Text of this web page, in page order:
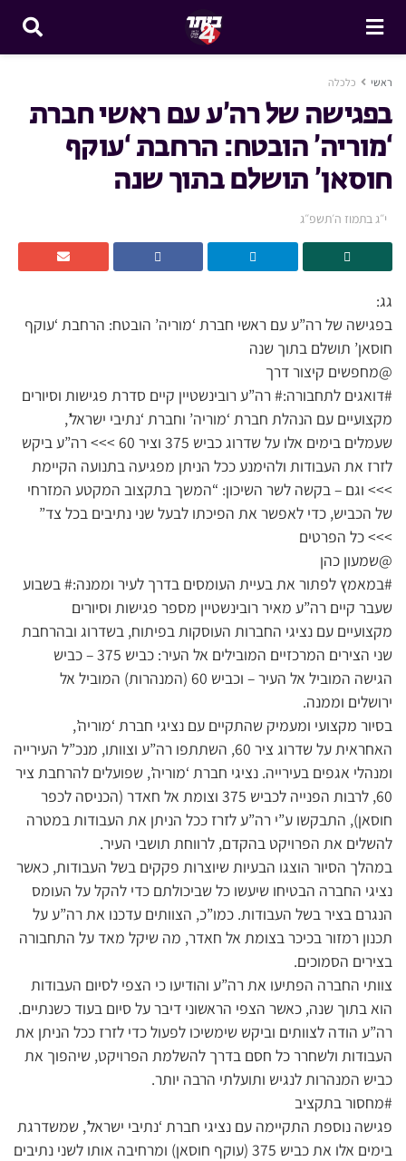
ראשי כלכלה
בפגישה של רה’ע עם ראשי חברת
‘מוריה’ הובטח: הרחבת ‘עוקף
חוסאן’ תושלם בתוך שנה
י״ג בתמוז ה׳תשפ״ג
גג:
בפגישה של רה”ע עם ראשי חברת ‘מוריה’ הובטח: הרחבת ‘עוקף
חוסאן’ תושלם בתוך שנה
@מחפשים קיצור דרך
#דואגים לתחבורה:# רה”ע רובינשטיין קיים סדרת פגישות וסיורים
מקצועיים עם הנהלת חברת ‘מוריה’ וחברת ‘נתיבי ישראל’,
שעמלים בימים אלו על שדרוג כביש 375 וציר 60 >>> רה”ע ביקש
לזרז את העבודות ולהימנע ככל הניתן מפגיעה בתנועה הקיימת
>>> וגם – בקשה לשר השיכון: “המשך בתקצוב המקטע המזרחי
של הכביש, כדי לאפשר את הפיכתו לבעל שני נתיבים בכל צד”
>>> כל הפרטים
@שמעון כהן
#במאמץ לפתור את בעיית העומסים בדרך לעיר וממנה:# בשבוע
שעבר קיים רה”ע מאיר רובינשטיין מספר פגישות וסיורים
מקצועיים עם נציגי החברות העוסקות בפיתוח, בשדרוג ובהרחבת
שני הצירים המרכזיים המובילים אל העיר: כביש 375 – כביש
הגישה המוביל אל העיר – וכביש 60 (המנהרות) המוביל אל
ירושלים וממנה.
בסיור מקצועי ומעמיק שהתקיים עם נציגי חברת ‘מוריה’,
האחראית על שדרוג ציר 60, השתתפו רה”ע וצוותו, מנכ”ל העירייה
ומנהלי אגפים בעירייה. נציגי חברת ‘מוריה’, שפועלים להרחבת ציר
60, לרבות הפנייה לכביש 375 וצומת אל חאדר (הכניסה לכפר
חוסאן), התבקשו ע”י רה”ע לזרז ככל הניתן את העבודות במטרה
להשלים את הפרויקט בהקדם, לרווחת תושבי העיר.
במהלך הסיור הוצגו הבעיות שיוצרות פקקים בשל העבודות, כאשר
נציגי החברה הבטיחו שיעשו כל שביכולתם כדי להקל על העומס
הנגרם בציר בשל העבודות. כמו”כ, הצוותים עדכנו את רה”ע על
תכנון רמזור בכיכר בצומת אל חאדר, מה שיקל מאד על התחבורה
בצירים הסמוכים.
צוותי החברה הפתיעו את רה”ע והודיעו כי הצפי לסיום העבודות
הוא בתוך שנה, כאשר הצפי הראשוני דיבר על סיום בעוד כשנתיים.
רה”ע הודה לצוותים וביקש שימשיכו לפעול כדי לזרז ככל הניתן את
העבודות ולשחרר כל חסם בדרך להשלמת הפרויקט, שיהפוך את
כביש המנהרות לנגיש ותועלתי הרבה יותר.
#מחסור בתקציב
פגישה נוספת התקיימה עם נציגי חברת ‘נתיבי ישראל’, שמשדרגת
בימים אלו את כביש 375 (עוקף חוסאן) ומרחיבה אותו לשני נתיבים